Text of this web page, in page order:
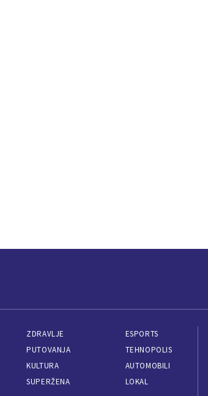
ZDRAVLJE
PUTOVANJA
KULTURA
SUPERŽENA
ESPORTS
TEHNOPOLIS
AUTOMOBILI
LOKAL